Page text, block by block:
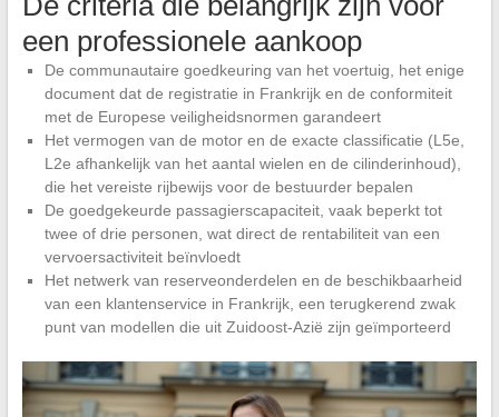
een professionele aankoop
De communautaire goedkeuring van het voertuig, het enige
document dat de registratie in Frankrijk en de conformiteit
met de Europese veiligheidsnormen garandeert
Het vermogen van de motor en de exacte classificatie (L5e,
L2e afhankelijk van het aantal wielen en de cilinderinhoud),
die het vereiste rijbewijs voor de bestuurder bepalen
De goedgekeurde passagierscapaciteit, vaak beperkt tot
twee of drie personen, wat direct de rentabiliteit van een
vervoersactiviteit beïnvloedt
Het netwerk van reserveonderdelen en de beschikbaarheid
van een klantenservice in Frankrijk, een terugkerend zwak
punt van modellen die uit Zuidoost-Azië zijn geïmporteerd